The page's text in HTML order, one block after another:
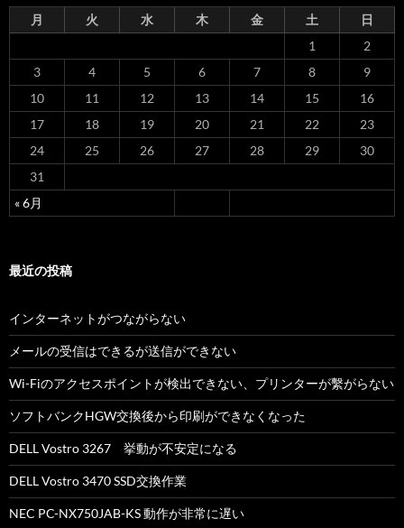
月 火 水 木 金 土 日
« 6月
1
2
3
4 5 6 7 8
9
10
11 12 13 14 15
16
17
18 19 20 21 22
23
24
25 26 27 28 29
30
31
最近の投稿
インターネットがつながらない
メールの受信はできるが送信ができない
Wi-Fiのアクセスポイントが検出できない、プリンターが繫がらない
ソフトバンクHGW交換後から印刷ができなくなった
DELL Vostro 3267 挙動が不安定になる
DELL Vostro 3470 SSD交換作業
NEC PC-NX750JAB-KS 動作が非常に遅い